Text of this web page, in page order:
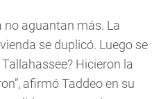
no aguantan más. La
se duplicó. Luego se
Hicieron la
afirmó Taddeo en su